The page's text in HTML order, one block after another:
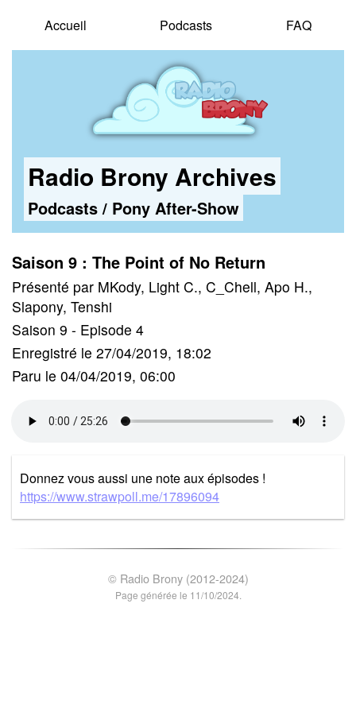
Accueil Podcasts FAQ
Radio Brony Archives
Podcasts/ Pony After-Show
Saison 9 : The Point of No Return
Présenté par MKody, Light C., C_Chell, Apo H.,
Slapony, Tenshi
Saison 9 - Episode 4
Enregistré le 27/04/2019, 18:02
Paru le 04/04/2019, 06:00
Donnez vous aussi une note aux épisodes !
https://www.strawpoll.me/17896094
© Radio Brony (2012-2024)
Page générée le 11/10/2024.